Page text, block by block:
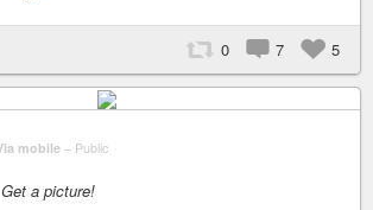
0 7 5
mobile– Public
Get a picture!